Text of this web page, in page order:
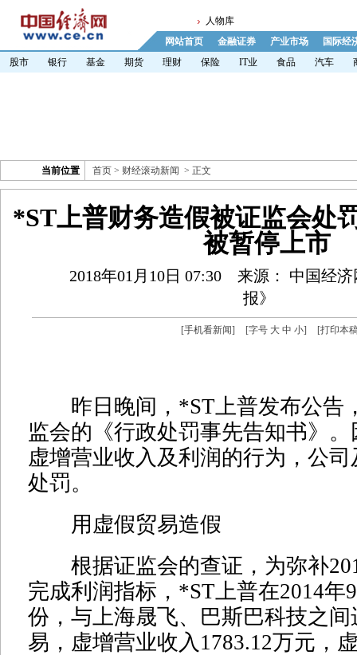
人物库
网站首页
金融证券 产业市场
国际经
股市
银行 基金 期货 理财 保险 IT业 食品 汽车
当前位置 首页 > 财经滚动新闻 > 正文
*ST上普财务造假被证监会处
被暂停上市
2018年01月10日 07:30
来源： 中国经
报》
[手机看新闻] [字号 大 中 小] [打印本
昨日晚间，*ST上普发布公告
监会的《行政处罚事先告知书》
虚增营业收入及利润的行为，公
处罚。
用虚假贸易造假
根据证监会的查证，为弥补
完成利润指标，*ST上普在2014年
份，与上海晟飞、巴斯巴科技之
易，虚增营业收入1783.12万元，